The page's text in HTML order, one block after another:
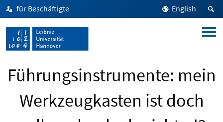
für Beschäftigte English
Führungsinstrumente: mein
Werkzeugkasten ist doch